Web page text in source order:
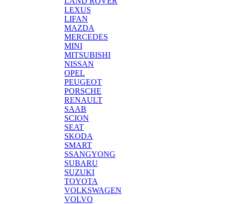
LEXUS
LIFAN
MAZDA
MERCEDES
MINI
MITSUBISHI
NISSAN
OPEL
PEUGEOT
PORSCHE
RENAULT
SAAB
SCION
SEAT
SKODA
SMART
SSANGYONG
SUBARU
SUZUKI
TOYOTA
VOLKSWAGEN
VOLVO